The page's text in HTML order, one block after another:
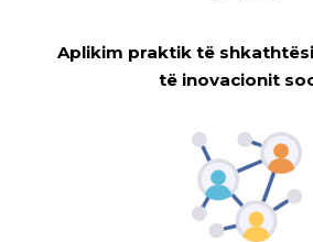
Aplikim praktik të
të inovacionit